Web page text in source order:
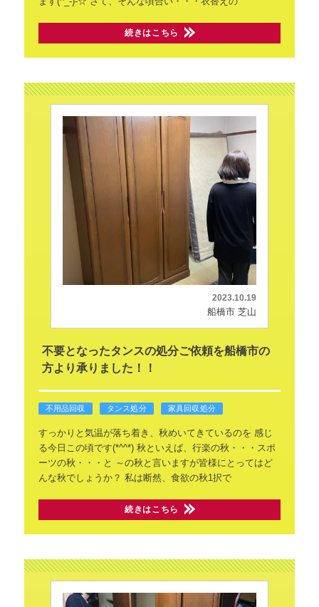
続きはこちら
2023.10.19
船橋市 芝山
不要となったタンスの処分ご依頼を船橋市の
方より承りました！！
不用品回収 タンス処分 家具回収処分
すっかりと気温が落ち着き、秋めいてきているのを 感じ
る今日この頃です(*^^*)秋といえば、行楽の秋・・・スポ
ーツの秋・・・と ～の秋と言いますが皆様にとってはど
んな秋でしょうか？ 私は断然、食欲の秋1択で
続きはこちら